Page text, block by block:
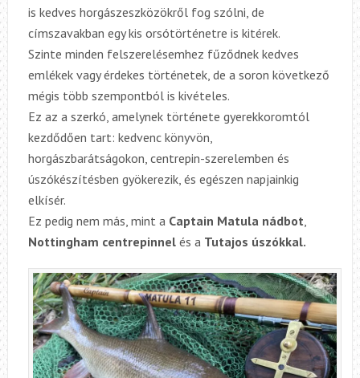
is kedves horgászeszközökről fog szólni, de
címszavakban egy kis orsótörténetre is kitérek.
Szinte minden felszerelésemhez fűződnek kedves
emlékek vagy érdekes történetek, de a soron következő
mégis több szempontból is kivételes.
Ez az a szerkó, amelynek története gyerekkoromtól
kezdődően tart: kedvenc könyvön,
horgászbarátságokon, centrepin-szerelemben és
úszókészítésben gyökerezik, és egészen napjainkig
elkísér.
Ez pedig nem más, mint a Captain Matula nádbot
Nottingham centrepinnelés a Tutajos úszókkal.